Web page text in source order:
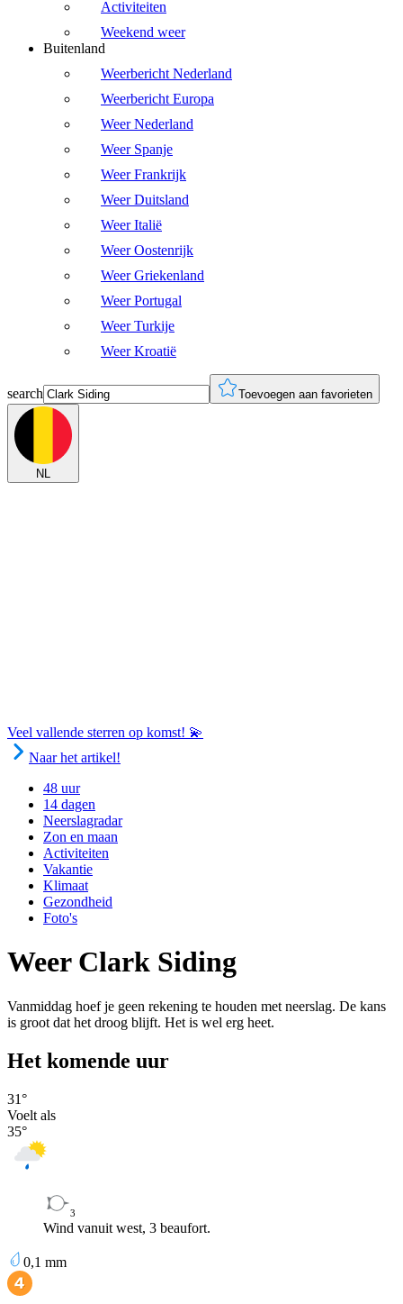
Activiteiten
Weekend weer
Buitenland
Weerbericht Nederland
Weerbericht Europa
Weer Nederland
Weer Spanje
Weer Frankrijk
Weer Duitsland
Weer Italië
Weer Oostenrijk
Weer Griekenland
Weer Portugal
Weer Turkije
Weer Kroatië
search Toevoegen aan favorieten
NL
Veel vallende sterren op komst! 💫
Naar het artikel!
48 uur
14 dagen
Neerslagradar
Zon en maan
Activiteiten
Vakantie
Klimaat
Gezondheid
Foto's
Weer Clark Siding
Vanmiddag hoef je geen rekening te houden met neerslag. De kans
is groot dat het droog blijft. Het is wel erg heet.
Het komende uur
31°
Voelt als
35°
3
Wind vanuit west, 3 beaufort.
0,1 mm